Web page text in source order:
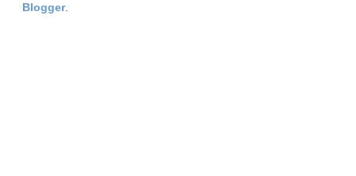
Blogger.